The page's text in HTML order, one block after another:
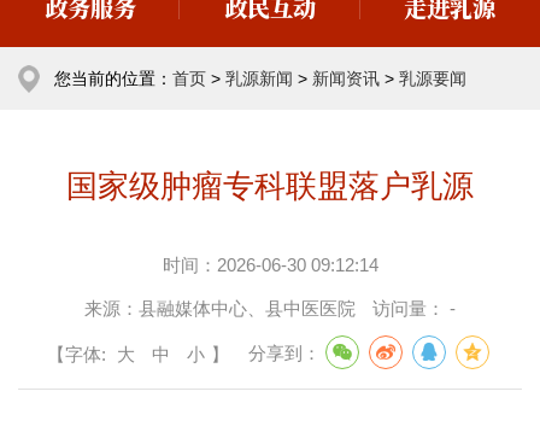
政务服务
政民互动 走进乳源
您当前的位置： 首页 > 乳源新闻 > 新闻资讯 > 乳源要闻
国家级肿瘤专科联盟落户乳源
时间： 2026-06-30 09:12:14
来源： 县融媒体中心、县中医医院 访问量： -
【字体: 大 中 小 】 分享到：